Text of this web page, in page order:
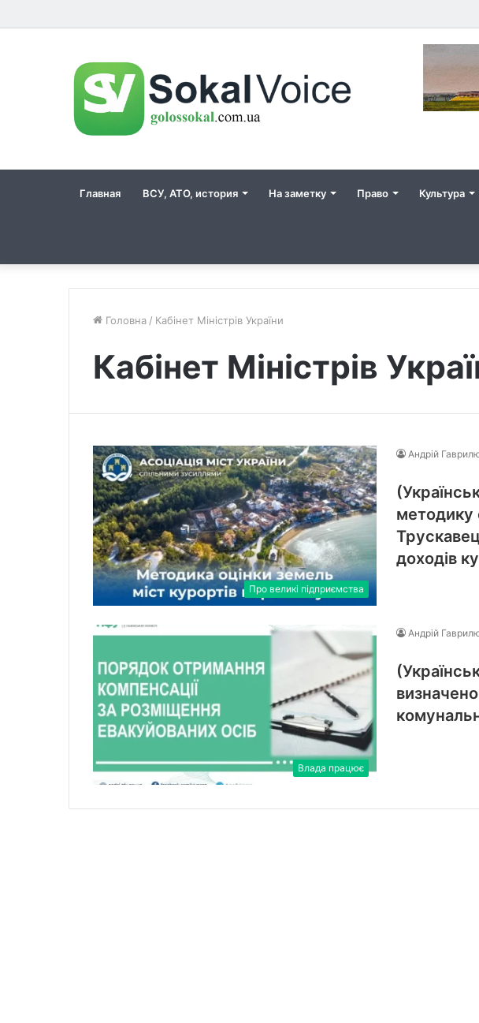
Главная ВСУ, АТО, история На заметку Право Культура
Головна / Кабінет Міністрів України
Кабінет Міністрів
Про великі підприємства
Андрій
методику
доходів
Влада працює
Андрій